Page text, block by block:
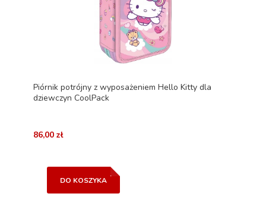
Piórnik potrójny z wyposażeniem Hello Kitty dla
dziewczyn CoolPack
86,00 zł
DO KOSZYKA